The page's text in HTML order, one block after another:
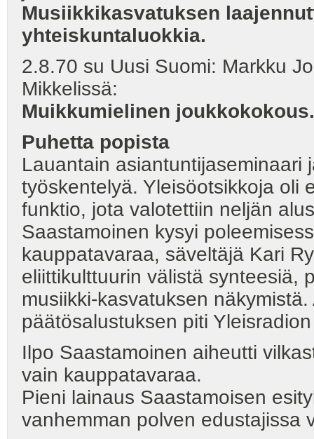
Musiikkikasvatuksen
yhteiskuntaluokkia.
2.8.70 su Uusi Suomi: Markku
Mikkelissä:
Muikkumielinen
Puhetta popista
Lauantain asiantuntijaseminaari
työskentelyä. Yleisöotsikkoja oli
funktio, jota valotettiin neljän
Saastamoinen kysyi
kauppatavaraa, säveltäjä Kari
eliittikulttuurin välistä synteesiä,
musiikki-kasvatuksen
päätösalustuksen piti
Ilpo Saastamoinen aiheutti
vain kauppatavaraa.
Pieni lainaus Saastamoisen
vanhemman polven edustajissa